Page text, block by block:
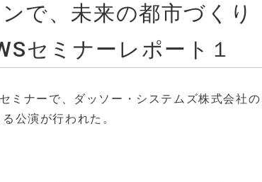
で、未来の都市づく
セミナーレポート１
ミナーで、ダッソー・システムズ株式会社の
公演が行われた。